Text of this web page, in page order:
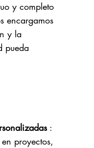
y completo
encargamos
y la
pueda
:
proyectos,